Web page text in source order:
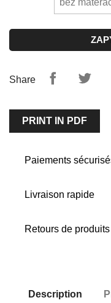
Share
PRINT IN PDF
Paiements
Livraison rapide
Retours de produits
Description